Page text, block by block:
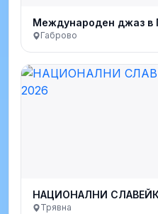
Международен джаз в
Габрово
НАЦИОНАЛНИ
Трявна